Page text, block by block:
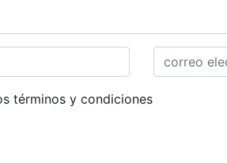
términos y condiciones